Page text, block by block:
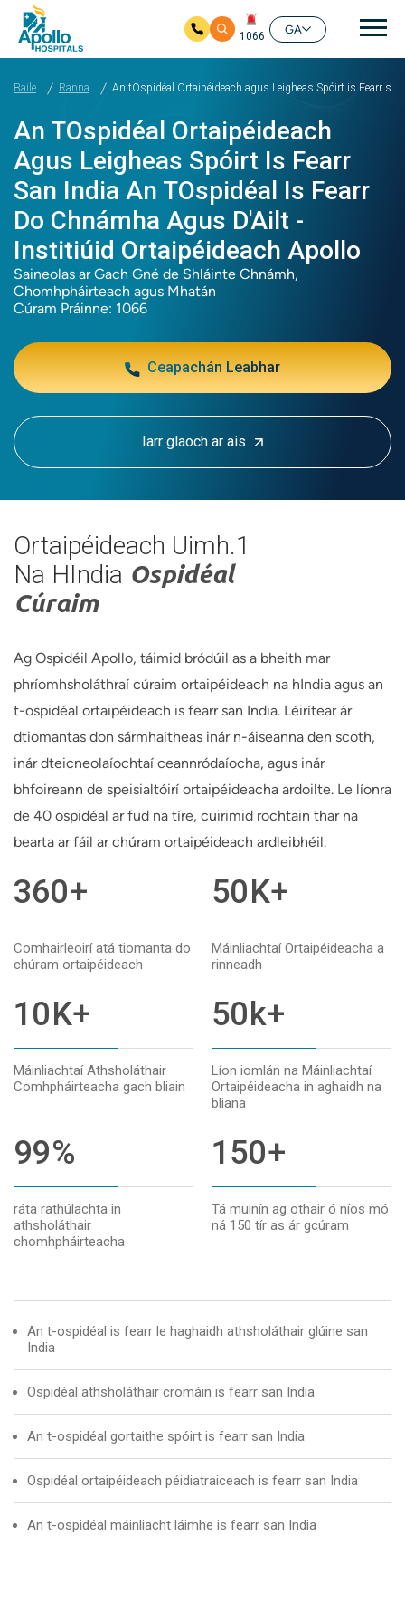
1066
GA
Baile Ranna An tOspidéal Ortaipéideach agus Leigheas Spóirt is Fearr
An TOspidéal Ortaipéideach
Agus Leigheas Spóirt Is Fearr
San India An TOspidéal Is Fearr
Do Chnámha Agus D'Ailt -
Institiúid Ortaipéideach Apollo
Saineolas ar Gach Gné de Shláinte Chnámh,
Chomhpháirteach agus Mhatán
Cúram Práinne: 1066
Ceapachán Leabhar
Iarr glaoch ar ais
Ortaipéideach Uimh.1
Na HIndia Ospidéal
Cúraim
Ag Ospidéil Apollo, táimid bródúil as a bheith mar
phríomhsholáthraí cúraim ortaipéideach na hIndia agus an
t-ospidéal ortaipéideach is fearr san India. Léirítear ár
dtiomantas don sármhaitheas inár n-áiseanna den scoth,
inár dteicneolaíochtaí ceannródaíocha, agus inár
bhfoireann de speisialtóirí ortaipéideacha ardoilte. Le líonra
de 40 ospidéal ar fud na tíre, cuirimid rochtain thar na
bearta ar fáil ar chúram ortaipéideach ardleibhéil.
360+
Comhairleoirí atá tiomanta do
chúram ortaipéideach
50K+
Máinliachtaí Ortaipéideacha a
rinneadh
10K+
Máinliachtaí Athsholáthair
Comhpháirteacha gach bliain
50 k+
Líon iomlán na Máinliachtaí
Ortaipéideacha in aghaidh na
bliana
99%
ráta rathúlachta in
athsholáthair
chomhpháirteacha
150+
Tá muinín ag othair ó níos mó
ná 150 tír as ár gcúram
An t-ospidéal is fearr le haghaidh athsholáthair glúine san
India
Ospidéal athsholáthair cromáin is fearr san India
An t-ospidéal gortaithe spóirt is fearr san India
Ospidéal ortaipéideach péidiatraiceach is fearr san India
An t-ospidéal máinliacht láimhe is fearr san India